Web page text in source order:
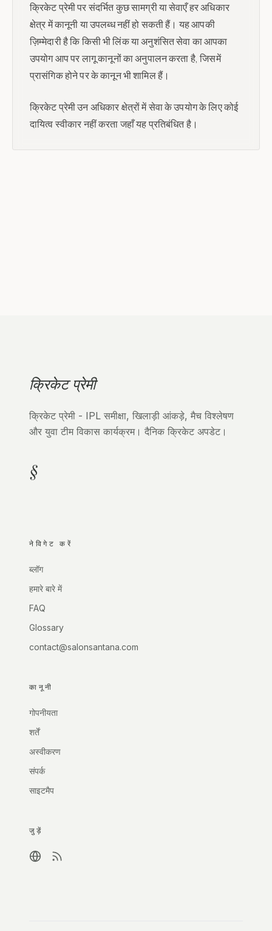
क्रिकेट प्रेमी पर संदर्भित कुछ सामग्री या सेवाएँ हर अधिकार
क्षेत्र में कानूनी या उपलब्ध नहीं हो सकती हैं। यह आपकी
ज़िम्मेदारी है कि किसी भी लिंक या अनुशंसित सेवा का आपका
उपयोग आप पर लागू कानूनों का अनुपालन करता है, जिसमें
प्रासंगिक होने पर के कानून भी शामिल हैं।
क्रिकेट प्रेमी उन अधिकार क्षेत्रों में सेवा के उपयोग के लिए कोई
दायित्व स्वीकार नहीं करता जहाँ यह प्रतिबंधित है।
क्रिकेट प्रेमी
क्रिकेट प्रेमी - IPL समीक्षा, खिलाड़ी आंकड़े, मैच विश्लेषण
और युवा टीम विकास कार्यक्रम। दैनिक क्रिकेट अपडेट।
§
नेविगेट करें
ब्लॉग
हमारे बारे में
FAQ
Glossary
contact@salonsantana.com
कानूनी
गोपनीयता
शर्तें
अस्वीकरण
संपर्क
साइटमैप
जुड़ें